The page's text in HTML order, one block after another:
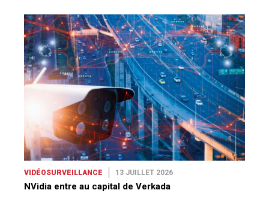
VIDÉOSURVEILLANCE 13 JUILLET 2026
NVidia entre au capital de Verkada